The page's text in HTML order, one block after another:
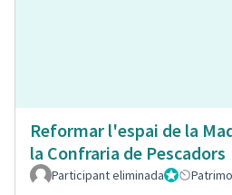
Reformar l'espai de la
la Confraria de Pescadors
Participant eliminada